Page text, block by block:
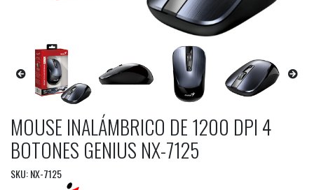
MOUSE INALÁMBRICO DE 1200 DPI 4
BOTONES GENIUS NX-7125
SKU: NX-7125